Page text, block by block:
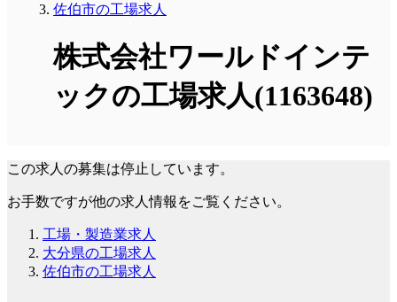
佐伯市の工場求人
株式会社ワールドインテ
ックの工場求人(1163648)
この求人の募集は停止しています。
お手数ですが他の求人情報をご覧ください。
工場・製造業求人
大分県の工場求人
佐伯市の工場求人